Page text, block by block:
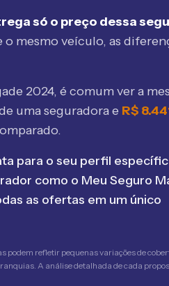
só o preço dessa
mesmo veículo, as
2024, é comum ver a
uma seguradora e R$
para o seu perfil
como o Meu Seguro
as ofertas em um único
podem refletir pequenas variações de
A análise detalhada de cada